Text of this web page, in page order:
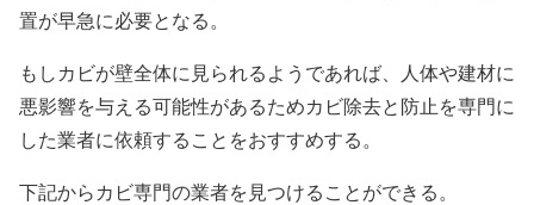
置が早急に必要となる。
もしカビが壁全体に見られるようであれば、人体や建材に
悪影響を与える可能性があるためカビ除去と防止を専門に
した業者に依頼することをおすすめする。
下記からカビ専門の業者を見つけることができる。